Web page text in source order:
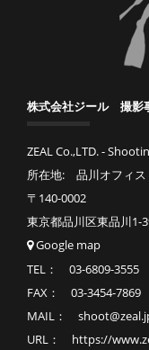
株式会社ジール 撮影
ZEAL Co.,LTD. -
所在地: 品川オフィス
〒140-0002
東京都品川区東品川
Google map
TEL： 03-6809-3555
FAX： 03-3454-7869
MAIL：
URL： https://